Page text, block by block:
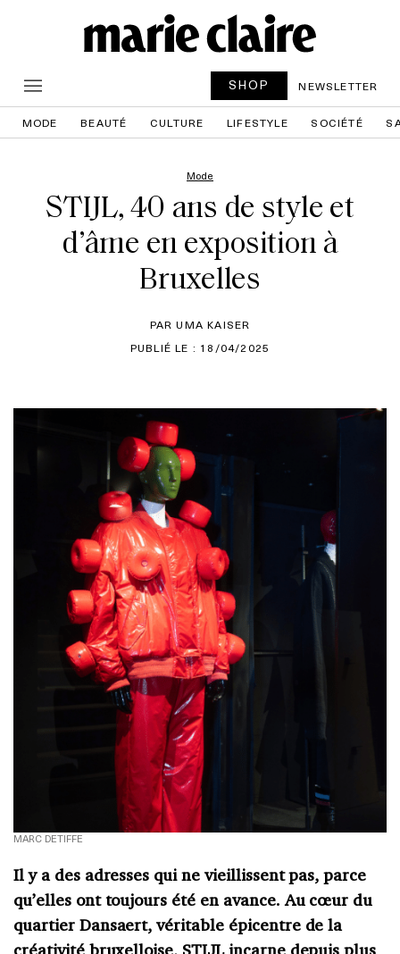
SHOP NEWSLETTER
MODE BEAUTÉ CULTURE LIFESTYLE SOCIÉTÉ
Mode
STIJL, 40 ans de style et
d’âme en exposition à
Bruxelles
PAR UMA KAISER
PUBLIÉ LE : 18/04/2025
MARC DETIFFE
Il y a des adresses qui ne vieillissent pas, parce
qu’elles ont toujours été en avance. Au cœur du
quartier Dansaert, véritable épicentre de la
créativité bruxelloise, STIJL incarne depuis plus